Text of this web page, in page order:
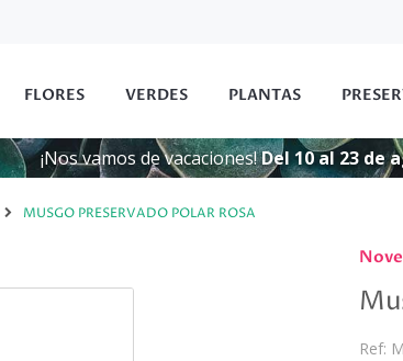
FLORES VERDES PLANTAS
¡Nos vamos de vacaciones!Del 10 al 23 de
MUSGO PRESERVADO POLAR ROSA
Ref: